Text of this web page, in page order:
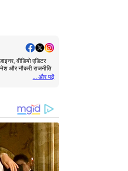
वीडियो एडिटर
और नौकरी राजनीति
... और पढ़ें